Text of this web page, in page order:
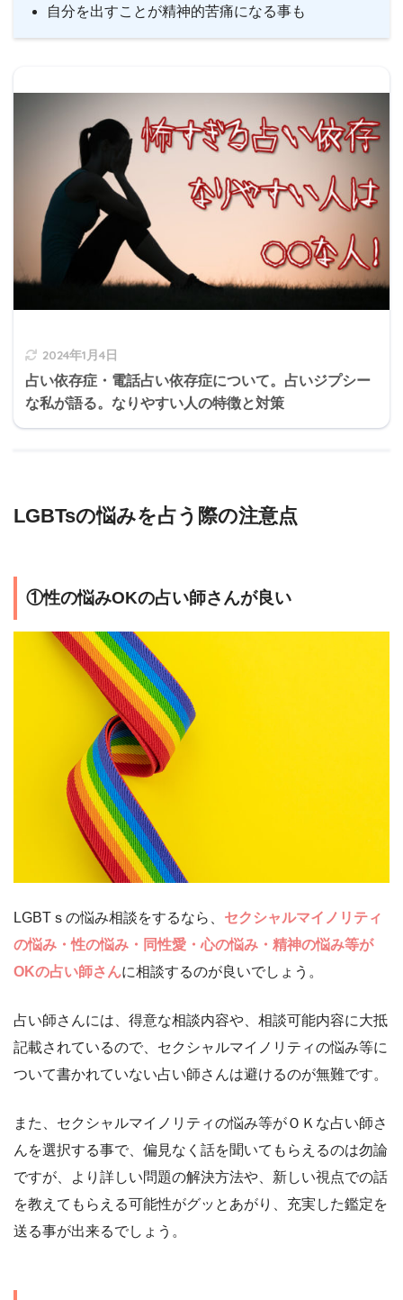
自分を出すことが精神的苦痛になる事も
2024年1月4日
占い依存症・電話占い依存症について。占いジプシー
な私が語る。なりやすい人の特徴と対策
LGBTsの悩みを占う際の注意点
①性の悩みOKの占い師さんが良い
LGBTｓの悩み相談をするなら、 セクシャルマイノリティ
の悩み・性の悩み・同性愛・心の悩み・精神の悩み等が
OKの占い師さんに相談するのが良いでしょう。
占い師さんには、得意な相談内容や、相談可能内容に大抵
記載されているので、セクシャルマイノリティの悩み等に
ついて書かれていない占い師さんは避けるのが無難です。
また、セクシャルマイノリティの悩み等がＯＫな占い師さ
んを選択する事で、偏見なく話を聞いてもらえるのは勿論
ですが、より詳しい問題の解決方法や、新しい視点での話
を教えてもらえる可能性がグッとあがり、充実した鑑定を
送る事が出来るでしょう。